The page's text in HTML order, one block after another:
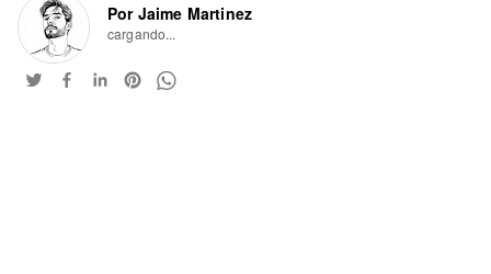
Por Jaime Martinez
cargando...